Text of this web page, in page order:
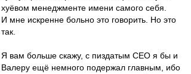
хуёвом менеджменте имени самого себя.
И мне искренне больно это говорить. Но это
так.
Я вам больше скажу, с пиздатым CEO я бы и
Валеру ещё немного подержал главным, ибо